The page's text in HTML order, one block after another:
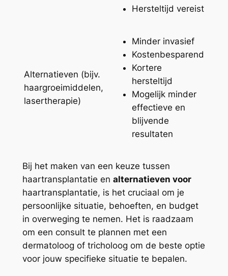
Hersteltijd vereist
Alternatieven (bijv.
haargroeimiddelen,
lasertherapie)
Minder invasief
Kostenbesparend
Kortere
hersteltijd
Mogelijk minder
effectieve en
blijvende
resultaten
Bij het maken van een keuze tussen
haartransplantatie en alternatieven voor
haartransplantatie, is het cruciaal om je
persoonlijke situatie, behoeften, en budget
in overweging te nemen. Het is raadzaam
om een consult te plannen met een
dermatoloog of tricholoog om de beste optie
voor jouw specifieke situatie te bepalen.